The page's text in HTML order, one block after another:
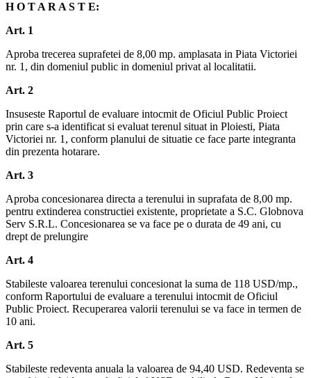
H O T A R A S T E:
Art. 1
Aproba trecerea suprafetei de 8,00 mp. amplasata in Piata Victoriei
nr. 1, din domeniul public in domeniul privat al localitatii.
Art. 2
Insuseste Raportul de evaluare intocmit de Oficiul Public Proiect
prin care s-a identificat si evaluat terenul situat in Ploiesti, Piata
Victoriei nr. 1, conform planului de situatie ce face parte integranta
din prezenta hotarare.
Art. 3
Aproba concesionarea directa a terenului in suprafata de 8,00 mp.
pentru extinderea constructiei existente, proprietate a S.C. Globnova
Serv S.R.L. Concesionarea se va face pe o durata de 49 ani, cu
drept de prelungire
Art. 4
Stabileste valoarea terenului concesionat la suma de 118 USD/mp.,
conform Raportului de evaluare a terenului intocmit de Oficiul
Public Proiect. Recuperarea valorii terenului se va face in termen de
10 ani.
Art. 5
Stabileste redeventa anuala la valoarea de 94,40 USD. Redeventa se